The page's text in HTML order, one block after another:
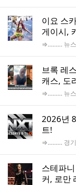
이요 스
게이시,
게시판명
⇒……… 뉴스
브록 레
캐스, 도
게시판명
⇒……… 뉴스
2026년
트!
게시판명
⇒……… 경
스테파
커, 로만